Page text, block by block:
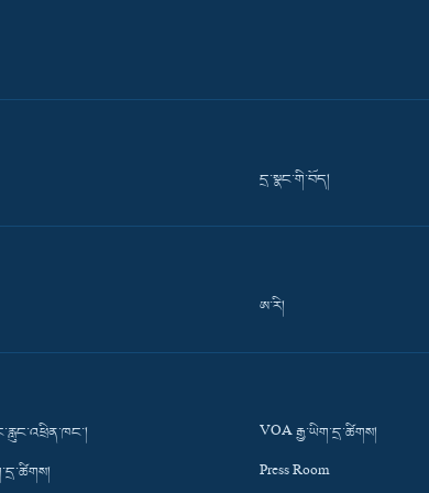
དྲ་སྣང་གི་བོད།
ཨ་རི།
VOA རྒྱ་ཡིག་དྲ་ཚིགས།
Press Room